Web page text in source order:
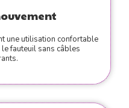
une utilisation confortable
fauteuil sans câbles